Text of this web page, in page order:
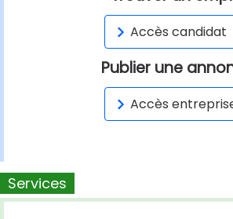
Accès candidat
Publier une
Accès
Services